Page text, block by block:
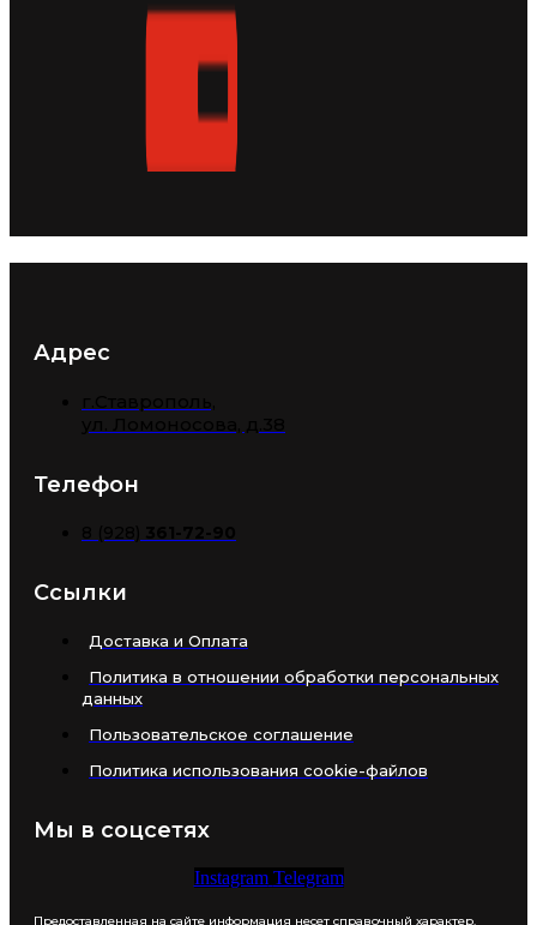
Адрес
Телефон
Ссылки
Доставка и Оплата
Политика в отношении обработки персональных
данных
Пользовательское соглашение
Политика использования cookie-файлов
Мы в соцсетях
Instagram Telegram
Предоставленная на сайте информация несет справочный характер.